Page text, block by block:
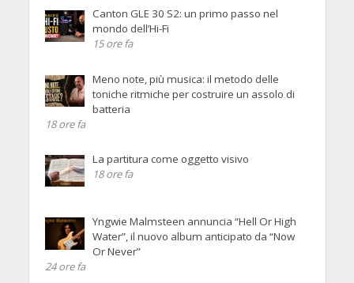
Canton GLE 30 S2: un primo passo nel
mondo dell’Hi-Fi
15 ore fa
Meno note, più musica: il metodo delle
toniche ritmiche per costruire un assolo di
batteria
18 ore fa
La partitura come oggetto visivo
18 ore fa
Yngwie Malmsteen annuncia “Hell Or High
Water”, il nuovo album anticipato da “Now
Or Never”
24 ore fa